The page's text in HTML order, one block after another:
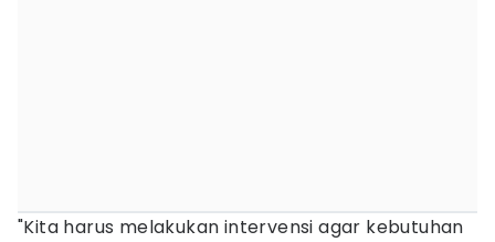
"Kita harus melakukan intervensi agar kebutuhan